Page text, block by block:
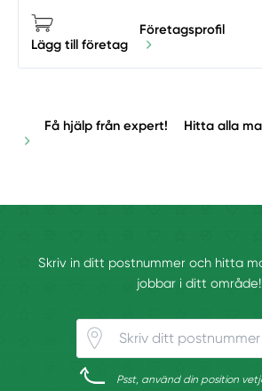
Lägg till företag
Företagsprofil
Få hjälp från expert! Hitta alla
Skriv in ditt postnummer och hitta
jobbar i ditt område!
Psst, använd din position